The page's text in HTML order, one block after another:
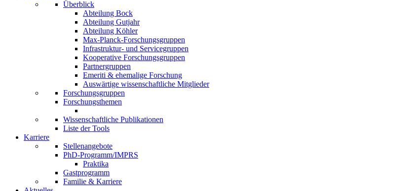
Überblick
Abteilung Bock
Abteilung Gutjahr
Abteilung Köhler
Max-Planck-Forschungsgruppen
Infrastruktur- und Servicegruppen
Kooperative Forschungsgruppen
Partnergruppen
Emeriti & ehemalige Forschung
Auswärtige wissenschaftliche Mitglieder
Forschungsgruppen
Forschungsthemen
Wissenschaftliche Publikationen
Liste der Tools
Karriere
Stellenangebote
PhD-Programm/IMPRS
Praktika
Gastprogramm
Familie & Karriere